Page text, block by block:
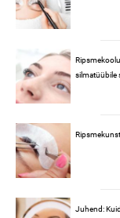
silmatüübile
Juhend: